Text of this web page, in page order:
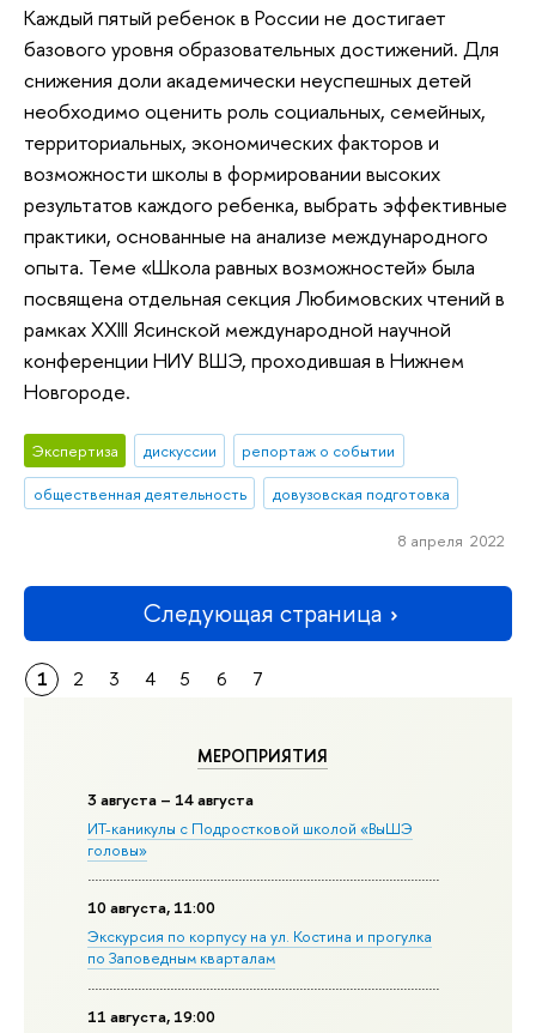
МЕРОПРИЯТИЯ
3 августа – 14 августа
ИТ-каникулы с Подростковой школой «ВыШЭ
головы»
10 августа, 11:00
Экскурсия по корпусу на ул. Костина и прогулка
по Заповедным кварталам
11 августа, 19:00
Каждый пятый ребенок в России не достигает
базового уровня образовательных достижений. Для
снижения доли академически неуспешных детей
необходимо оценить роль социальных, семейных,
территориальных, экономических факторов и
возможности школы в формировании высоких
результатов каждого ребенка, выбрать эффективные
практики, основанные на анализе международного
опыта. Теме «Школа равных возможностей» была
посвящена отдельная секция Любимовских чтений в
рамках XXIII Ясинской международной научной
конференции НИУ ВШЭ, проходившая в Нижнем
Новгороде.
Экспертиза дискуссии
репортаж о событии
общественная деятельность
довузовская подготовка
8 апреля 2022
Следующая страница
1 2 3 4 5 6 7